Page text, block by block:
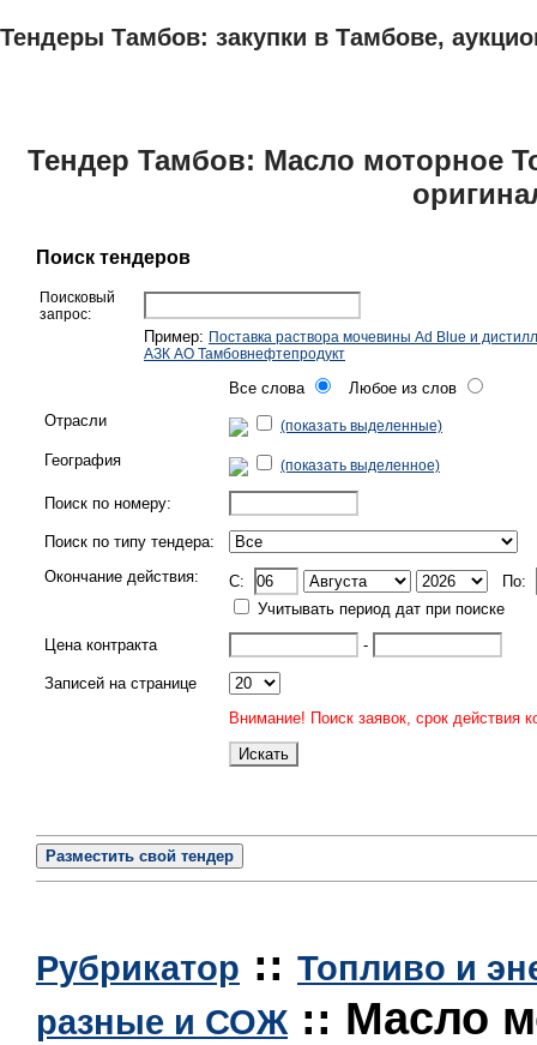
Тендеры Тамбов: закупки в Тамбове,
Тендер Тамбов: Масло моторное
Поиск тендеров
Поисковый
запрос:
Пример: Поставка раствора мочевины Ad Blue и
АЗК АО Тамбовнефтепродукт
Все слова
Любое из слов
Отрасли
(показать выделенные)
География (показать выделенное)
Поиск по номеру:
Поиск по типу тендера:
Окончание действия:
C:
По:
Учитывать период дат при поиске
Цена контракта
-
Записей на странице
Внимание! Поиск заявок, срок действия
Разместить свой тендер
Рубрикатор :: Топливо и
разные и СОЖ :: Масло